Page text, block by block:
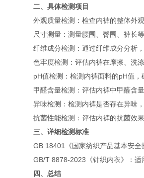
二、具体检测项目
外观质量检测：检查内裤的整体外
尺寸测量：测量腰围、臀围、裤长
纤维成分检测：通过纤维成分分析
色牢度检测：评估内裤在摩擦、洗
pH值检测：检测内裤面料的pH值，
甲醛含量检测：评估内裤中甲醛含
异味检测：检测内裤是否存在异味
抗菌性能检测：评估内裤的抗菌效
三、详细检测标准
GB 18401《国家纺织产品基本安
GB/T 8878-2023《针织内衣》：适
四、总结